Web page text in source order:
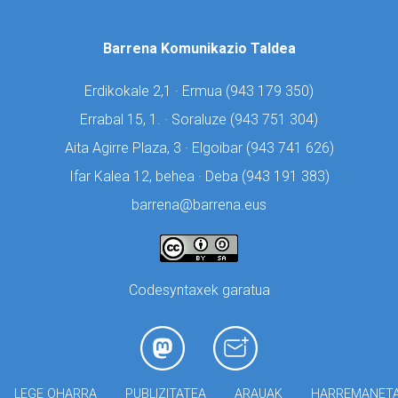
Barrena Komunikazio Taldea
Erdikokale 2,1 · Ermua (943 179 350)
Errabal 15, 1. · Soraluze (943 751 304)
Aita Agirre Plaza, 3 · Elgoibar (943 741 626)
Ifar Kalea 12, behea · Deba (943 191 383)
barrena@barrena.eus
Codesyntaxek garatua
LEGE OHARRA PUBLIZITATEA ARAUAK